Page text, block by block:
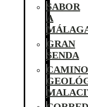
SABOR
A
GRAN
SENDA
CAMINO